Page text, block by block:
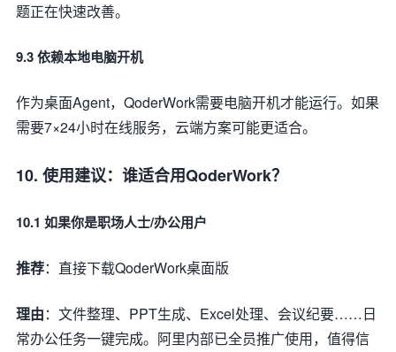
题正在快速改善。
9.3 依赖本地电脑开机
作为桌面Agent，QoderWork需要电脑开机才能运行。如果
需要7×24小时在线服务，云端方案可能更适合。
10. 使用建议：谁适合用QoderWork？
10.1 如果你是职场人士/办公用户
推荐：直接下载QoderWork桌面版
理由：文件整理、PPT生成、Excel处理、会议纪要……日
常办公任务一键完成。阿里内部已全员推广使用，值得信